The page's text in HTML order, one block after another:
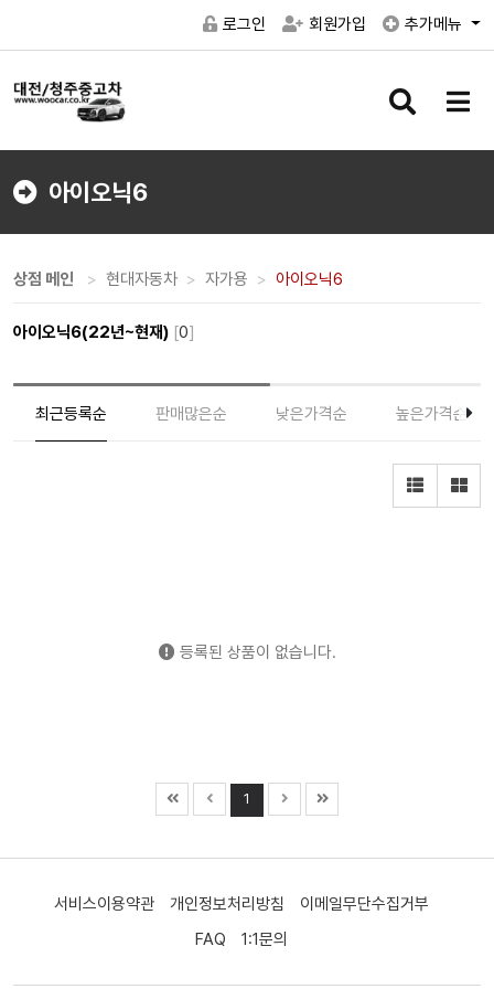
로그인 회원가입 추가메뉴
검
버
메
버
아이오닉6
상점 메인 현대자동차 자가용 아이오닉6
아이오닉6(22년~현재) [0]
최근등록순 판매많은순 낮은가격순 높은가격순
등록된 상품이 없습니다.
1
서비스이용약관 개인정보처리방침
이메일무단수집거부
FAQ
1:1문의